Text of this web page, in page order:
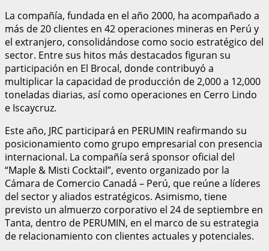
La compañía, fundada en el año 2000, ha acompañado a
más de 20 clientes en 42 operaciones mineras en Perú y
el extranjero, consolidándose como socio estratégico del
sector. Entre sus hitos más destacados figuran su
participación en El Brocal, donde contribuyó a
multiplicar la capacidad de producción de 2,000 a 12,000
toneladas diarias, así como operaciones en Cerro Lindo
e Iscaycruz.
Este año, JRC participará en PERUMIN reafirmando su
posicionamiento como grupo empresarial con presencia
internacional. La compañía será sponsor oficial del
“Maple & Misti Cocktail”, evento organizado por la
Cámara de Comercio Canadá – Perú, que reúne a líderes
del sector y aliados estratégicos. Asimismo, tiene
previsto un almuerzo corporativo el 24 de septiembre en
Tanta, dentro de PERUMIN, en el marco de su estrategia
de relacionamiento con clientes actuales y potenciales.